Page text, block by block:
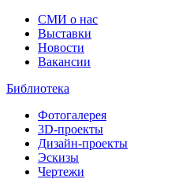
СМИ о нас
Выставки
Новости
Вакансии
Библиотека
Фотогалерея
3D-проекты
Дизайн-проекты
Эскизы
Чертежи